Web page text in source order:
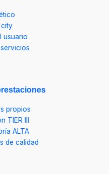
city
usuario
propios
TIER III
ALTA
de calidad